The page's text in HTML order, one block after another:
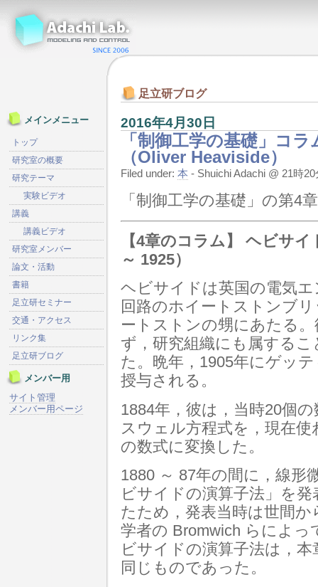
足立研ブログ
2016年4月30日
「制御工学の基礎」コ
（Oliver Heaviside）
Filed under: 本 - Shuichi Adachi @ 21時
「制御工学の基礎」の第4
【4章のコラム】 ヘビサ
～ 1925）
ヘビサイドは英国の電気
回路のホイートストンブ
ートストンの甥にあたる
ず，研究組織にも属する
た。晩年，1905年にゲッ
授与される。
1884年，彼は，当時20個
スウェル方程式を，現在
の数式に変換した。
1880 ～ 87年の間に，線形
ビサイドの演算子法」を
たため，発表当時は世間
学者の Bromwich らによ
ビサイドの演算子法は，
同じものであった。
メインメニュー
トップ
研究室の概要
研究テーマ
実験ビデオ
講義
講義ビデオ
研究室メンバー
論文・活動
書籍
足立研セミナー
交通・アクセス
リンク集
足立研ブログ
メンバー用
サイト管理
メンバー用ページ